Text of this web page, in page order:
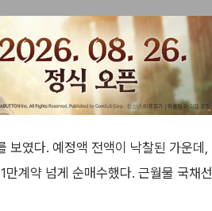
보였다. 예정액 전액이 낙찰된 가운데,
계약 넘게 순매수했다. 근월물 국채선